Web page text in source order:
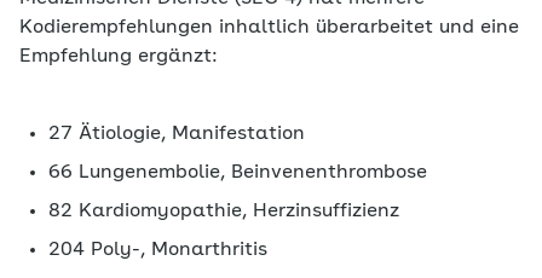
Kodierempfehlungen inhaltlich überarbeitet und eine
Empfehlung ergänzt:
27 Ätiologie, Manifestation
66 Lungenembolie, Beinvenenthrombose
82 Kardiomyopathie, Herzinsuffizienz
204 Poly-, Monarthritis